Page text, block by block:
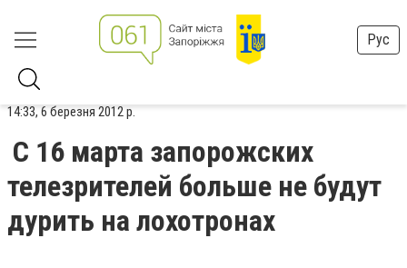
Рус
14:33, 6 березня 2012 р.
С 16 марта запорожских
телезрителей больше не будут
дурить на лохотронах